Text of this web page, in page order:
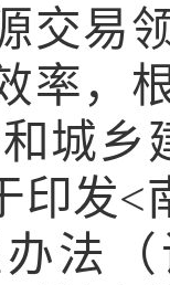
交易
率，
城乡
印发<
法